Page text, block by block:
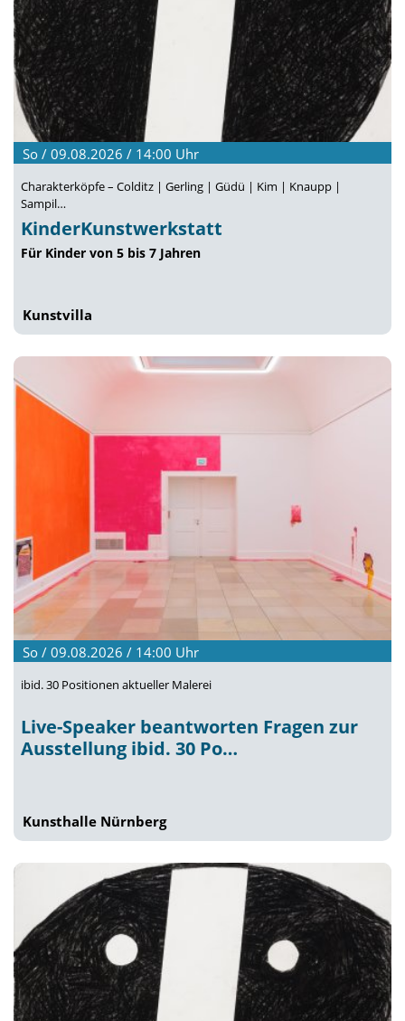
So / 09.08.2026 / 14:00 Uhr
Charakterköpfe – Colditz | Gerling | Güdü | Kim | Knaupp |
Sampil…
KinderKunstwerkstatt
Für Kinder von 5 bis 7 Jahren
Kunstvilla
So / 09.08.2026 / 14:00 Uhr
ibid. 30 Positionen aktueller Malerei
Live-Speaker beantworten Fragen zur
Ausstellung ibid. 30 Po…
Kunsthalle Nürnberg